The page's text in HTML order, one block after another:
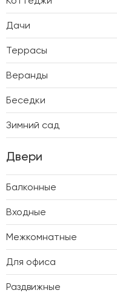
Дачи
Террасы
Веранды
Беседки
Зимний сад
Двери
Балконные
Входные
Межкомнатные
Для офиса
Раздвижные